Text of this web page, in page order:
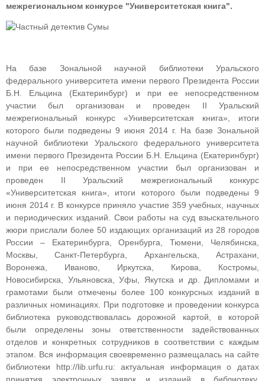
межрегиональном конкурсе "Университетская книга".
На базе Зональной научной библиотеки Уральского
федерального университета имени первого Президента России
Б.Н. Ельцина (Екатеринбург) и при ее непосредственном
участии был организован и проведен II Уральский
межрегиональный конкурс «Университетская книга», итоги
которого были подведены 9 июня 2014 г. На базе Зональной
научной библиотеки Уральского федерального университета
имени первого Президента России Б.Н. Ельцина (Екатеринбург)
и при ее непосредственном участии был организован и
проведен II Уральский межрегиональный конкурс
«Университетская книга», итоги которого были подведены 9
июня 2014 г. В конкурсе приняло участие 359 учебных, научных
и периодических изданий. Свои работы на суд взыскательного
жюри прислали более 50 издающих организаций из 28 городов
России – Екатеринбурга, Оренбурга, Тюмени, Челябинска,
Москвы, Санкт-Петербурга, Архангельска, Астрахани,
Воронежа, Иваново, Иркутска, Кирова, Костромы,
Новосибирска, Ульяновска, Уфы, Якутска и др. Дипломами и
грамотами были отмечены более 100 конкурсных изданий в
различных номинациях. При подготовке и проведении конкурса
библиотека руководствовалась дорожной картой, в которой
были определены зоны ответственности задействованных
отделов и конкретных сотрудников в соответствии с каждым
этапом. Вся информация своевременно размещалась на сайте
библиотеки http://lib.urfu.ru: актуальная информация о датах
принятия электронных заявок и изданий в библиотеку,